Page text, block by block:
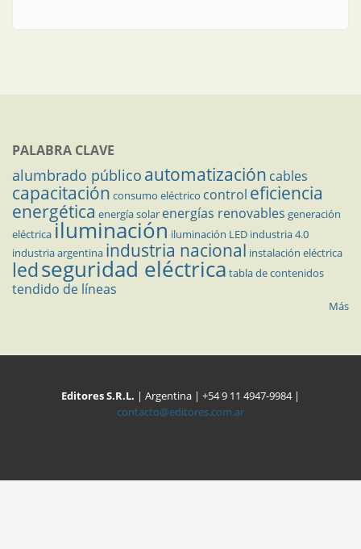
PALABRA CLAVE
alumbrado público automatización cables
capacitación consumo eléctrico control eficiencia
energética energía solar energías renovables generación
eléctricailuminación iluminación LED industria 4.0
industria argentina industria nacional instalación eléctrica
ledseguridad eléctrica tabla de contenidos
tendido de líneas
Más
Editores S.R.L. | Argentina | +54 9 11 4947-9984 |
contacto@editores.com.ar